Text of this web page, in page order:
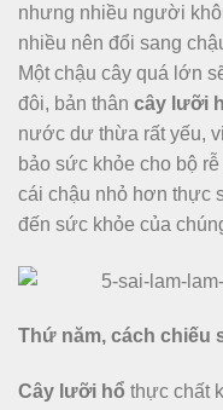
nhưng nhiều người
nhiều nên đổi sang
Một chậu cây quá lớn
đôi, bản thân cây lưỡi
nước dư thừa rất yếu,
bảo sức khỏe cho bộ rễ
cái chậu nhỏ hơn thực
đến sức khỏe của
Thứ năm, cách chiếu
Cây lưỡi hổ thực chất